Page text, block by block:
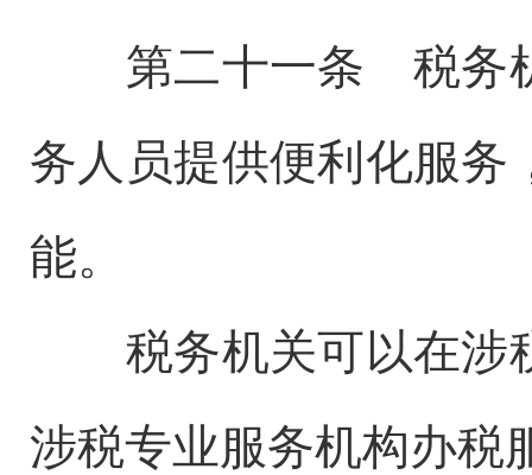
第二十一条 税务机
务人员提供便利化服务
能。
税务机关可以在涉
涉税专业服务机构办税